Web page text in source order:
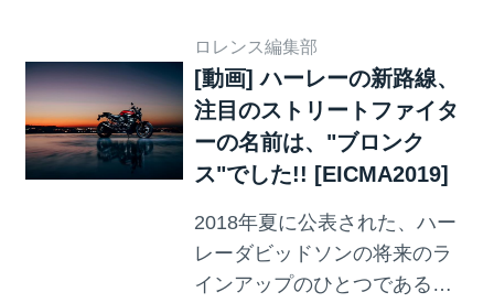
ロレンス編集部
[動画] ハーレーの新路線、
注目のストリートファイタ
ーの名前は、"ブロンク
ス"でした!! [EICMA2019]
2018年夏に公表された、ハー
レーダビッドソンの将来のラ
インアップのひとつであるス